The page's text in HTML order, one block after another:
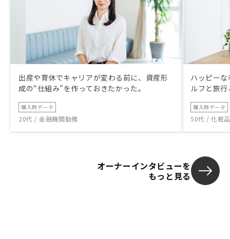
出産や育休でキャリアが変わる前に、資産形
成の“仕組み”を作っておきたかった。
購入時データ
20代 / 金融機関勤務
ハッピー
ルフと旅
購入時データ
50代 / 化粧
オーナーインタビューを
もっと見る